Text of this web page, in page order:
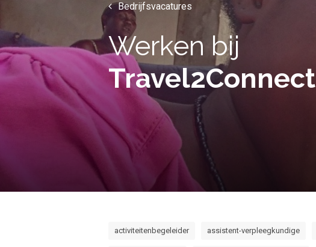
Bedrijfsvacatures
Werken bij
Travel2Connect
activiteitenbegeleider assistent-verpleegkundige